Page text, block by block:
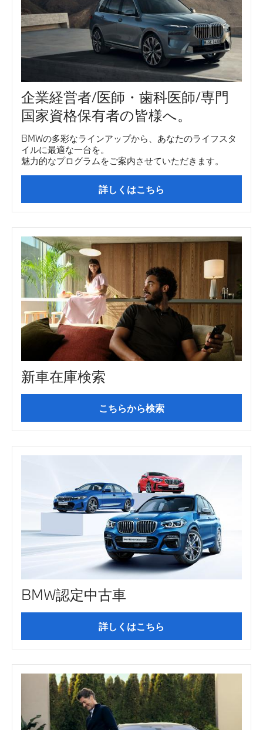
企業経営者/医師・歯科医師/専門
国家資格保有者の皆様へ。
BMWの多彩なラインアップから、あなたのライフスタ
イルに最適な一台を。
魅力的なプログラムをご案内させていただきます。
詳しくはこちら
新車在庫検索
こちらから検索
BMW認定中古車
詳しくはこちら